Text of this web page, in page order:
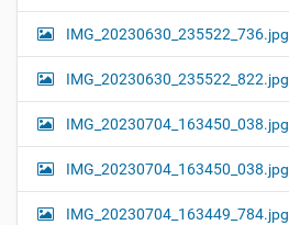
IMG_20230630_235522_736.jpg
IMG_20230630_235522_822.jpg
IMG_20230704_163450_038.jpg
IMG_20230704_163450_038.jpg
IMG_20230704_163449_784.jpg